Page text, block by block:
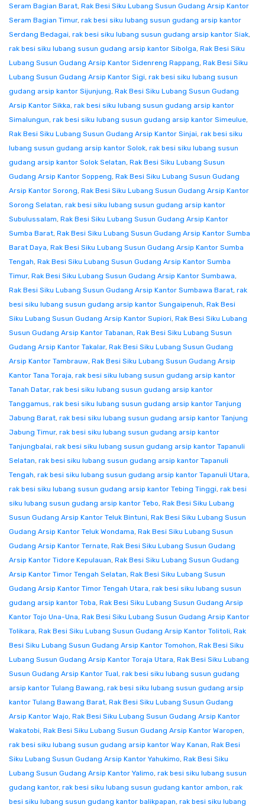
Seram Bagian Barat, Rak Besi Siku Lubang Susun Gudang Arsip Kantor
Seram Bagian Timur, rak besi siku lubang susun gudang arsip kantor
Serdang Bedagai, rak besi siku lubang susun gudang arsip kantor Siak,
rak besi siku lubang susun gudang arsip kantor Sibolga, Rak Besi Siku
Lubang Susun Gudang Arsip Kantor Sidenreng Rappang, Rak Besi Siku
Lubang Susun Gudang Arsip Kantor Sigi, rak besi siku lubang susun
gudang arsip kantor Sijunjung, Rak Besi Siku Lubang Susun Gudang
Arsip Kantor Sikka, rak besi siku lubang susun gudang arsip kantor
Simalungun, rak besi siku lubang susun gudang arsip kantor Simeulue,
Rak Besi Siku Lubang Susun Gudang Arsip Kantor Sinjai, rak besi siku
lubang susun gudang arsip kantor Solok, rak besi siku lubang susun
gudang arsip kantor Solok Selatan, Rak Besi Siku Lubang Susun
Gudang Arsip Kantor Soppeng, Rak Besi Siku Lubang Susun Gudang
Arsip Kantor Sorong, Rak Besi Siku Lubang Susun Gudang Arsip Kantor
Sorong Selatan, rak besi siku lubang susun gudang arsip kantor
Subulussalam, Rak Besi Siku Lubang Susun Gudang Arsip Kantor
Sumba Barat, Rak Besi Siku Lubang Susun Gudang Arsip Kantor Sumba
Barat Daya, Rak Besi Siku Lubang Susun Gudang Arsip Kantor Sumba
Tengah, Rak Besi Siku Lubang Susun Gudang Arsip Kantor Sumba
Timur, Rak Besi Siku Lubang Susun Gudang Arsip Kantor Sumbawa,
Rak Besi Siku Lubang Susun Gudang Arsip Kantor Sumbawa Barat, rak
besi siku lubang susun gudang arsip kantor Sungaipenuh, Rak Besi
Siku Lubang Susun Gudang Arsip Kantor Supiori, Rak Besi Siku Lubang
Susun Gudang Arsip Kantor Tabanan, Rak Besi Siku Lubang Susun
Gudang Arsip Kantor Takalar, Rak Besi Siku Lubang Susun Gudang
Arsip Kantor Tambrauw, Rak Besi Siku Lubang Susun Gudang Arsip
Kantor Tana Toraja, rak besi siku lubang susun gudang arsip kantor
Tanah Datar, rak besi siku lubang susun gudang arsip kantor
Tanggamus, rak besi siku lubang susun gudang arsip kantor Tanjung
Jabung Barat, rak besi siku lubang susun gudang arsip kantor Tanjung
Jabung Timur, rak besi siku lubang susun gudang arsip kantor
Tanjungbalai, rak besi siku lubang susun gudang arsip kantor Tapanuli
Selatan, rak besi siku lubang susun gudang arsip kantor Tapanuli
Tengah, rak besi siku lubang susun gudang arsip kantor Tapanuli Utara,
rak besi siku lubang susun gudang arsip kantor Tebing Tinggi, rak besi
siku lubang susun gudang arsip kantor Tebo, Rak Besi Siku Lubang
Susun Gudang Arsip Kantor Teluk Bintuni, Rak Besi Siku Lubang Susun
Gudang Arsip Kantor Teluk Wondama, Rak Besi Siku Lubang Susun
Gudang Arsip Kantor Ternate, Rak Besi Siku Lubang Susun Gudang
Arsip Kantor Tidore Kepulauan, Rak Besi Siku Lubang Susun Gudang
Arsip Kantor Timor Tengah Selatan, Rak Besi Siku Lubang Susun
Gudang Arsip Kantor Timor Tengah Utara, rak besi siku lubang susun
gudang arsip kantor Toba, Rak Besi Siku Lubang Susun Gudang Arsip
Kantor Tojo Una-Una, Rak Besi Siku Lubang Susun Gudang Arsip Kantor
Tolikara, Rak Besi Siku Lubang Susun Gudang Arsip Kantor Tolitoli, Rak
Besi Siku Lubang Susun Gudang Arsip Kantor Tomohon, Rak Besi Siku
Lubang Susun Gudang Arsip Kantor Toraja Utara, Rak Besi Siku Lubang
Susun Gudang Arsip Kantor Tual, rak besi siku lubang susun gudang
arsip kantor Tulang Bawang, rak besi siku lubang susun gudang arsip
kantor Tulang Bawang Barat, Rak Besi Siku Lubang Susun Gudang
Arsip Kantor Wajo, Rak Besi Siku Lubang Susun Gudang Arsip Kantor
Wakatobi, Rak Besi Siku Lubang Susun Gudang Arsip Kantor Waropen,
rak besi siku lubang susun gudang arsip kantor Way Kanan, Rak Besi
Siku Lubang Susun Gudang Arsip Kantor Yahukimo, Rak Besi Siku
Lubang Susun Gudang Arsip Kantor Yalimo, rak besi siku lubang susun
gudang kantor, rak besi siku lubang susun gudang kantor ambon, rak
besi siku lubang susun gudang kantor balikpapan, rak besi siku lubang